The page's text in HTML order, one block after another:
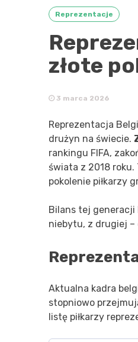
Reprezentacje
złote
3 marca 2026
Reprezentacja
drużyn na świecie.
rankingu FIFA,
świata z 2018
pokolenie piłkarzy
Bilans tej generacji
niebytu, z drugiej –
Aktualna kadra
stopniowo
listę piłkarzy